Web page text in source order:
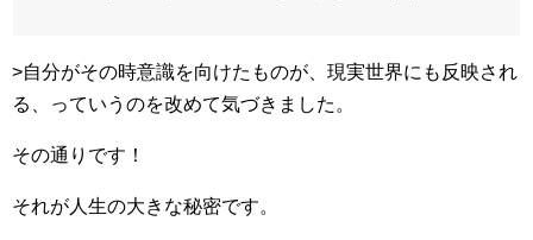
>自分がその時意識を向けたものが、現実世界にも反映され
る、っていうのを改めて気づきました。
その通りです！
それが人生の大きな秘密です。